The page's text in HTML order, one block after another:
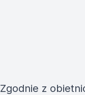
Zgodnie z